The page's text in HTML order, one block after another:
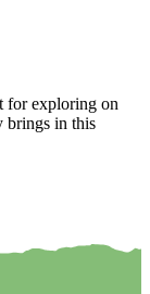
for exploring on
brings in this